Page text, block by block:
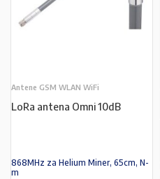
Antene GSM WLAN WiFi
LoRa antena Omni 10dB
868MHz za Helium Miner, 65cm, N-
m